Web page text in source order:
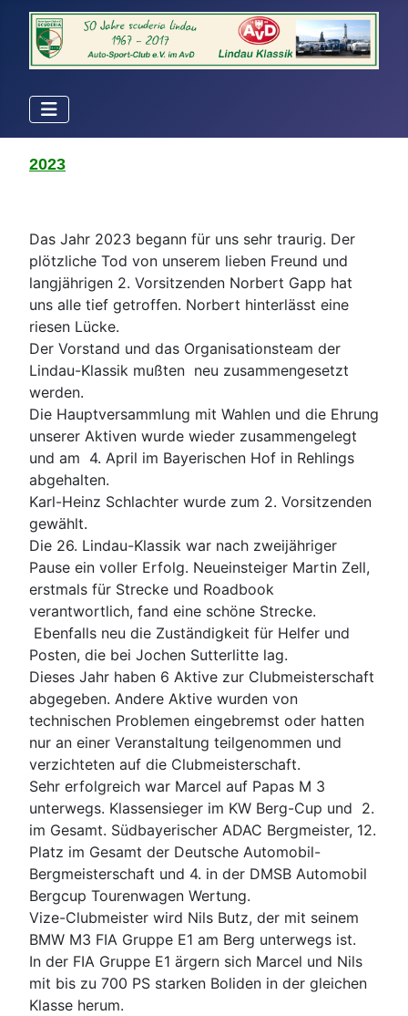
2023
Das Jahr 2023 begann für uns sehr traurig. Der
plötzliche Tod von unserem lieben Freund und
langjährigen 2. Vorsitzenden Norbert Gapp hat
uns alle tief getroffen. Norbert hinterlässt eine
riesen Lücke.
Der Vorstand und das Organisationsteam der
Lindau-Klassik mußten neu zusammengesetzt
werden.
Die Hauptversammlung mit Wahlen und die Ehrung
unserer Aktiven wurde wieder zusammengelegt
und am 4. April im Bayerischen Hof in Rehlings
abgehalten.
Karl-Heinz Schlachter wurde zum 2. Vorsitzenden
gewählt.
Die 26. Lindau-Klassik war nach zweijähriger
Pause ein voller Erfolg. Neueinsteiger Martin Zell,
erstmals für Strecke und Roadbook
verantwortlich, fand eine schöne Strecke.
Ebenfalls neu die Zuständigkeit für Helfer und
Posten, die bei Jochen Sutterlitte lag.
Dieses Jahr haben 6 Aktive zur Clubmeisterschaft
abgegeben. Andere Aktive wurden von
technischen Problemen eingebremst oder hatten
nur an einer Veranstaltung teilgenommen und
verzichteten auf die Clubmeisterschaft.
Sehr erfolgreich war Marcel auf Papas M 3
unterwegs. Klassensieger im KW Berg-Cup und 2.
im Gesamt. Südbayerischer ADAC Bergmeister, 12.
Platz im Gesamt der Deutsche Automobil-
Bergmeisterschaft und 4. in der DMSB Automobil
Bergcup Tourenwagen Wertung.
Vize-Clubmeister wird Nils Butz, der mit seinem
BMW M3 FIA Gruppe E1 am Berg unterwegs ist.
In der FIA Gruppe E1 ärgern sich Marcel und Nils
mit bis zu 700 PS starken Boliden in der gleichen
Klasse herum.